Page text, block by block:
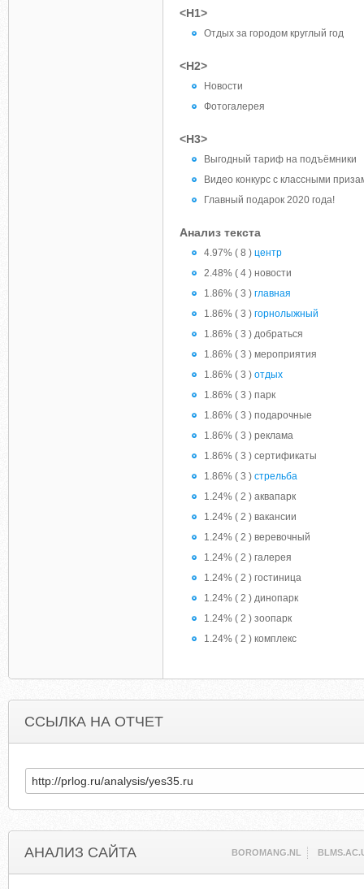
<H1>
Отдых за городом круглый год
<H2>
Новости
Фотогалерея
<H3>
Выгодный тариф на подъёмники
Видео конкурс с классными
Главный подарок 2020 года!
Анализ текста
4.97% ( 8 ) центр
2.48% ( 4 ) новости
1.86% ( 3 ) главная
1.86% ( 3 ) горнолыжный
1.86% ( 3 ) добраться
1.86% ( 3 ) мероприятия
1.86% ( 3 ) отдых
1.86% ( 3 ) парк
1.86% ( 3 ) подарочные
1.86% ( 3 ) реклама
1.86% ( 3 ) сертификаты
1.86% ( 3 ) стрельба
1.24% ( 2 ) аквапарк
1.24% ( 2 ) вакансии
1.24% ( 2 ) веревочный
1.24% ( 2 ) галерея
1.24% ( 2 ) гостиница
1.24% ( 2 ) динопарк
1.24% ( 2 ) зоопарк
1.24% ( 2 ) комплекс
ССЫЛКА НА ОТЧЕТ
АНАЛИЗ САЙТА BOROMANG.NL